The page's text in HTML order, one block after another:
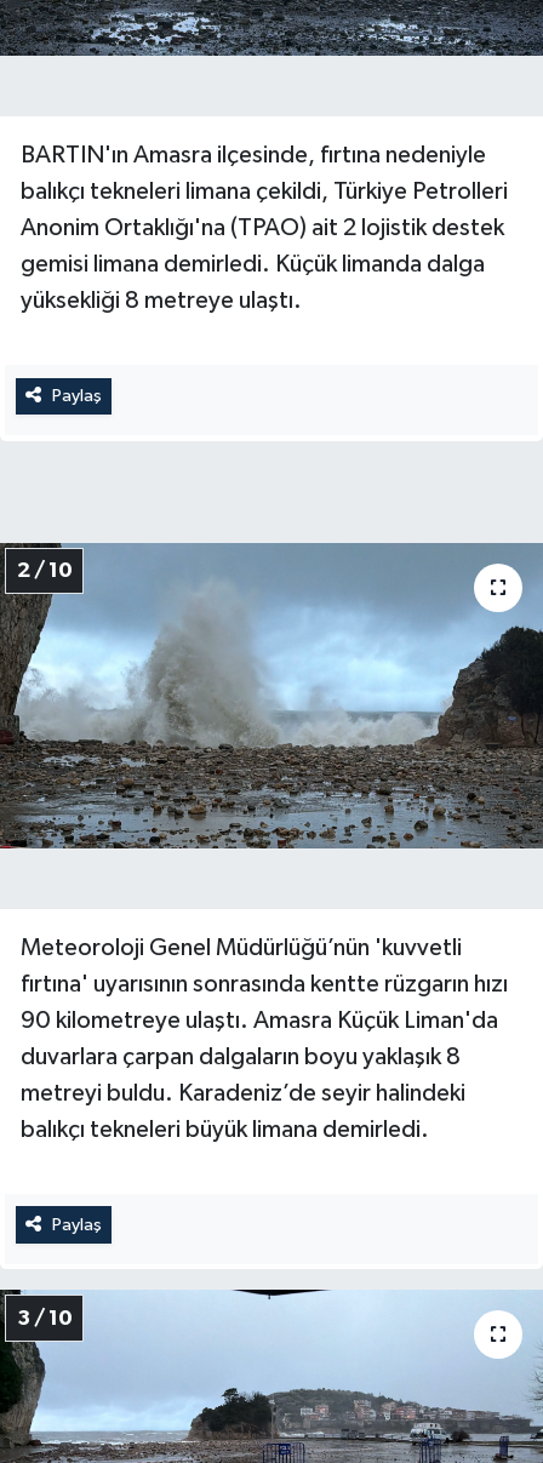
BARTIN'ın Amasra ilçesinde, fırtına nedeniyle
balıkçı tekneleri limana çekildi, Türkiye Petrolleri
Anonim Ortaklığı'na (TPAO) ait 2 lojistik destek
gemisi limana demirledi. Küçük limanda dalga
yüksekliği 8 metreye ulaştı.
Paylaş
2 / 10
Meteoroloji Genel Müdürlüğü’nün 'kuvvetli
fırtına' uyarısının sonrasında kentte rüzgarın hızı
90 kilometreye ulaştı. Amasra Küçük Liman'da
duvarlara çarpan dalgaların boyu yaklaşık 8
metreyi buldu. Karadeniz’de seyir halindeki
balıkçı tekneleri büyük limana demirledi.
Paylaş
3 / 10
YEREL